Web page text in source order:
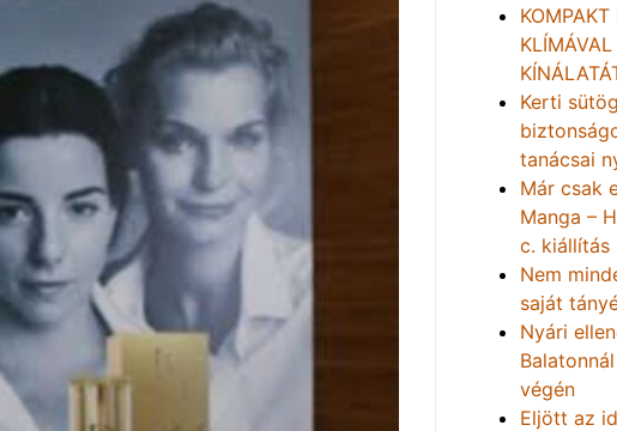
KLÍMÁVAL
Kerti
tanácsai
Már csak
Manga –
c. kiállítás
Nem
saját
Nyári
végén
Eljött az